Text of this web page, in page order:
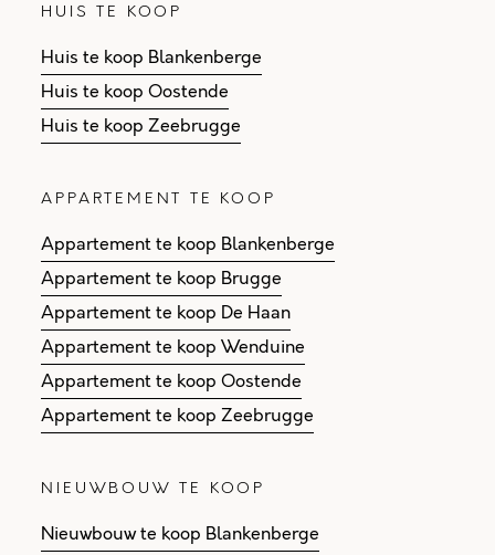
HUIS TE KOOP
Huis te koop Blankenberge
Huis te koop Oostende
Huis te koop Zeebrugge
APPARTEMENT TE KOOP
Appartement te koop Blankenberge
Appartement te koop Brugge
Appartement te koop De Haan
Appartement te koop Wenduine
Appartement te koop Oostende
Appartement te koop Zeebrugge
NIEUWBOUW TE KOOP
Nieuwbouw te koop Blankenberge